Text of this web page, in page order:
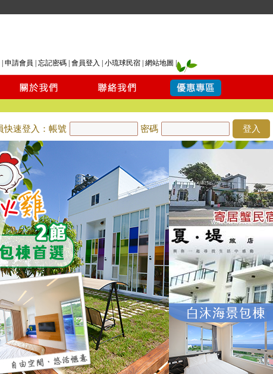
申請會員 忘記密碼 會員登入 小琉球民宿 網站地圖
快速登入：帳號 密碼 登入